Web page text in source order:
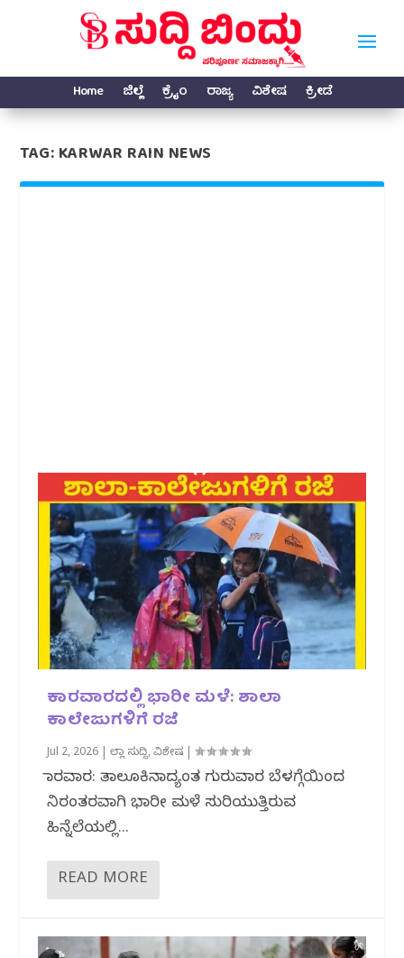
Home ಜಿಲ್ಲೆ ಕ್ರೈಂ ರಾಜ್ಯ ವಿಶೇಷ ಕ್ರೀಡೆ
TAG:KARWAR RAIN NEWS
ಕಾರವಾರದಲ್ಲಿ ಭಾರೀ ಮಳೆ: ಶಾಲಾ
ಕಾಲೇಜುಗಳಿಗೆ ರಜೆ
Jul 2, 2026 |ಜಿಲ್ಲಾ ಸುದ್ದಿ,ವಿಶೇಷ |
ಕಾರವಾರ: ತಾಲೂಕಿನಾದ್ಯಂತ ಗುರುವಾರ ಬೆಳಗ್ಗೆಯಿಂದ
ನಿರಂತರವಾಗಿ ಭಾರೀ ಮಳೆ ಸುರಿಯುತ್ತಿರುವ
ಹಿನ್ನೆಲೆಯಲ್ಲಿ...
READ MORE